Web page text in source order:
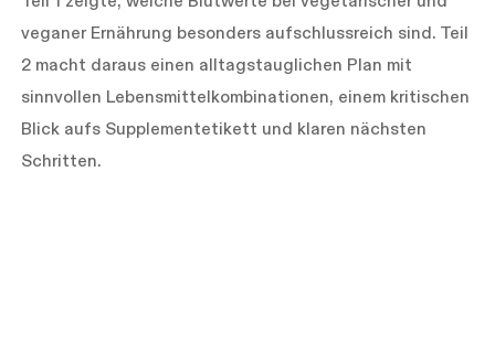
veganer Ernährung besonders aufschlussreich sind. Teil
2 macht daraus einen alltagstauglichen Plan mit
sinnvollen Lebensmittelkombinationen, einem kritischen
Blick aufs Supplementetikett und klaren nächsten
Schritten.